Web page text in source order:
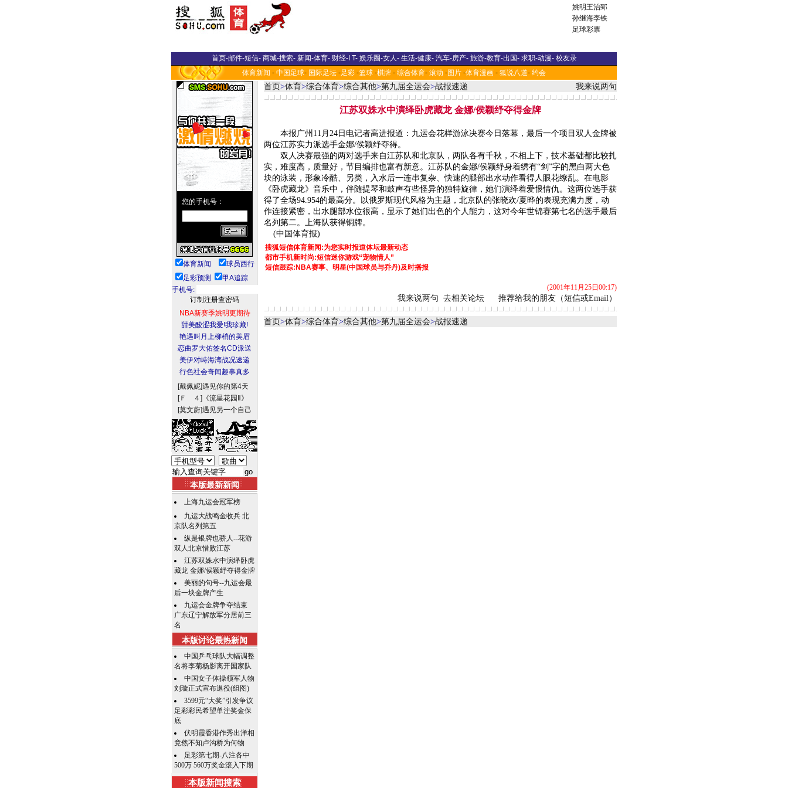
姚明王治郅
孙继海李铁
足球彩票
首页-邮件-短信- 商城-搜索- 新闻-体育- 财经-I T- 娱乐圈-女人- 生活-健康- 汽车-房产- 旅游-教育-出国- 求职-动漫- 校友录
体育新闻 - 中国足球- 国际足坛 -足彩 -篮球 -棋牌 - 综合体育- 滚动 -图片 -体育漫画 - 狐说八道- 约会
体育新闻
球员西行
足彩预测
甲A追踪
手机号:
NBA新赛季姚明更期待
甜美酸涩我爱!我珍藏!
艳遇叫月上柳梢的美眉
恋曲罗大佑签名CD派送
美伊对峙海湾战况速递
行色社会奇闻趣事真多
[戴佩妮]遇见你的第4天
[Ｆ ４] 《流星花园Ⅱ》
[莫文蔚]遇见另一个自己
本版最新新闻
上海九运会冠军榜
九运大战鸣金收兵 北
京队名列第五
纵是银牌也骄人--花游
双人北京惜败江苏
江苏双姝水中演绎卧虎
藏龙 金娜/侯颖纾夺得金牌
美丽的句号--九运会最
后一块金牌产生
九运会金牌争夺结束
广东辽宁解放军分居前三
名
本版讨论最热新闻
中国乒乓球队大幅调整
名将李菊杨影离开国家队
中国女子体操领军人物
刘璇正式宣布退役(组图)
3599元“大奖”引发争议
足彩彩民希望单注奖金保
底
伏明霞香港作秀出洋相
竟然不知卢沟桥为何物
足彩第七期-八注各中
500万 560万奖金滚入下期
本版新闻搜索
首页>体育>综合体育>综合其他>第九届全运会>战报速递 我来说两句
江苏双姝水中演绎卧虎藏龙 金娜/侯颖纾夺得金牌
本报广州11月24日电记者高进报道：九运会花样游泳决赛今日落幕，最后一个项目双人金牌被
两位江苏实力派选手金娜/侯颖纾夺得。
双人决赛最强的两对选手来自江苏队和北京队，两队各有千秋，不相上下，技术基础都比较扎
实，难度高，质量好，节目编排也富有新意。江苏队的金娜/侯颖纾身着绣有“剑”字的黑白两大色
块的泳装，形象冷酷、另类，入水后一连串复杂、快速的腿部出水动作看得人眼花缭乱。在电影
《卧虎藏龙》音乐中，伴随提琴和鼓声有些怪异的独特旋律，她们演绎着爱恨情仇。这两位选手获
得了全场94.954的最高分。以俄罗斯现代风格为主题，北京队的张晓欢/夏晔的表现充满力度，动
作连接紧密，出水腿部水位很高，显示了她们出色的个人能力，这对今年世锦赛第七名的选手最后
名列第二。上海队获得铜牌。
(中国体育报)
搜狐短信体育新闻:为您实时报道体坛最新动态
都市手机新时尚:短信迷你游戏“宠物情人”
短信跟踪:NBA赛事、明星(中国球员与乔丹)及时播报
(2001年11月25日00:17)
我来说两句 去相关论坛 推荐给我的朋友（短信或Email）
首页>体育>综合体育>综合其他>第九届全运会>战报速递